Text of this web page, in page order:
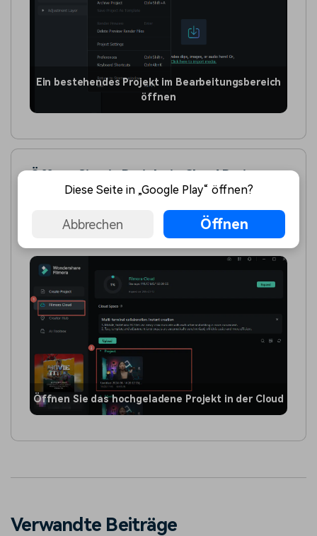
Ein bestehendes Projekt im Bearbeitungsbereich
öffnen
Öffnen Sie ein Projekt in Cloud Project
Wenn Sie Ihr Projekt im Wondershare Filmora
Arbeitsbereich sichern, können Sie Ihr hochgeladenes
Projekt in der
Cloud Project im Fenster Startup.
Öffnen Sie das hochgeladene Projekt in der Cloud
Verwandte Beiträge
Diese Seite in „Google Play“ öffnen?
Abbrechen Öffnen